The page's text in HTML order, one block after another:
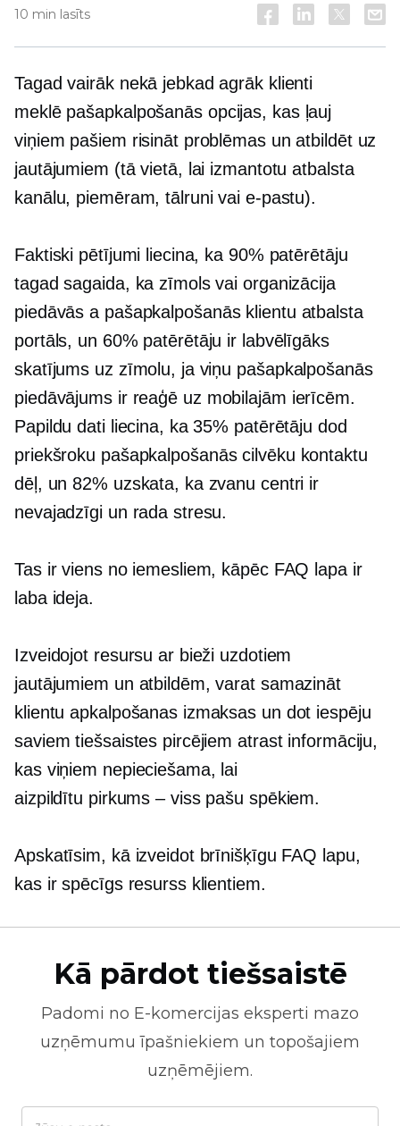
10 min lasīts
Tagad vairāk nekā jebkad agrāk klienti
meklē pašapkalpošanāsopcijas, kas ļauj
viņiem pašiem risināt problēmas un atbildēt uz
jautājumiem (tā vietā, lai izmantotu atbalsta
kanālu, piemēram, tālruni vai e-pastu).
Faktiski pētījumi liecina, ka 90% patērētāju
tagad sagaida, ka zīmols vai organizācija
piedāvās a pašapkalpošanāsklientu atbalsta
portāls, un 60% patērētāju ir labvēlīgāks
skatījums uz zīmolu, ja viņu pašapkalpošanās
piedāvājums ir reaģē uz mobilajām ierīcēm.
Papildu dati liecina, ka 35% patērētāju dod
priekšroku pašapkalpošanāscilvēku kontaktu
dēļ, un 82% uzskata, ka zvanu centri ir
nevajadzīgi un rada stresu.
Tas ir viens no iemesliem, kāpēc FAQ lapa ir
laba ideja.
Izveidojot resursu ar bieži uzdotiem
jautājumiem un atbildēm, varat samazināt
klientu apkalpošanas izmaksas un dot iespēju
saviem tiešsaistes pircējiem atrast informāciju,
kas viņiem nepieciešama, lai
aizpildītu pirkums – visspašu spēkiem.
Apskatīsim, kā izveidot brīnišķīgu FAQ lapu,
kas ir spēcīgs resurss klientiem.
Kā pārdot tiešsaistē
Padomi no E-komercijas eksperti mazo
uzņēmumu īpašniekiem un topošajiem
uzņēmējiem.